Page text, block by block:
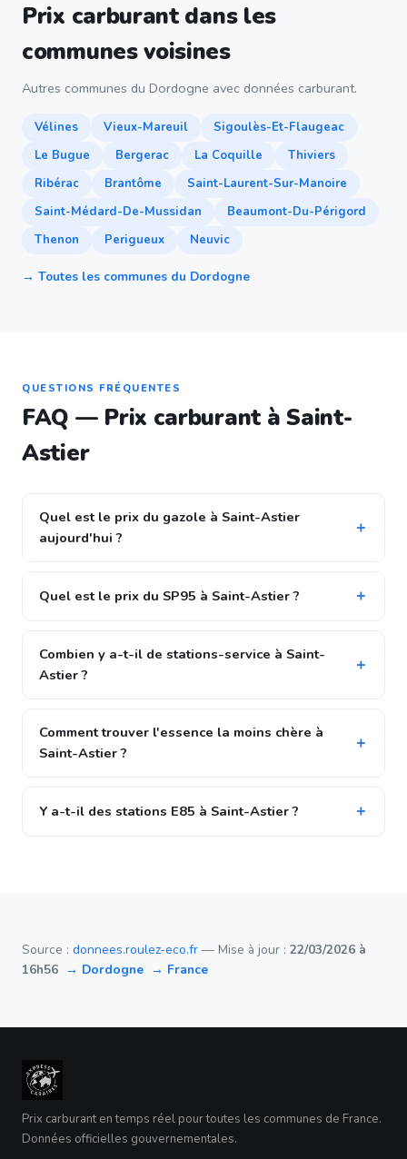
Prix carburant dans les
communes voisines
Autres communes du Dordogne avec données carburant.
Vélines Vieux-Mareuil
Sigoulès-Et-Flaugeac
Le Bugue
Bergerac La Coquille
Thiviers
Ribérac
Brantôme
Saint-Laurent-Sur-Manoire
Saint-Médard-De-Mussidan
Beaumont-Du-Périgord
Thenon
Perigueux Neuvic
→ Toutes les communes du Dordogne
QUESTIONS FRÉQUENTES
FAQ — Prix carburant à Saint-
Astier
Quel est le prix du gazole à Saint-Astier
aujourd'hui ?
Quel est le prix du SP95 à Saint-Astier ?
Combien y a-t-il de stations-service à Saint-
Astier ?
Comment trouver l'essence la moins chère à
Saint-Astier ?
Y a-t-il des stations E85 à Saint-Astier ?
Source : donnees.roulez-eco.fr — Mise à jour : 22/03/2026 à
16h56 → Dordogne → France
Prix carburant en temps réel pour toutes les communes de France.
Données officielles gouvernementales.